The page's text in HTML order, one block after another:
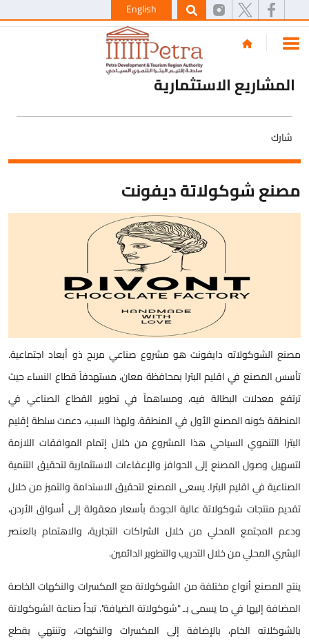
English
المشاريع الاستثمارية
شارك
مصنع شوكولاتة ديفونت
مصنع الشوكولاته دايفونت هو مشروع صناعي مربح ذو أبعاد اجتماعية.
تأسس المصنع في اقليم البترا بمحافظة معان، مستهدفاً قطاع النساء حيث
ترتفع معدلات البطالة فيه، ومساهماً في تطوير القطاع الصناعي في
المنطقة كونه المصنع الأول في المنطقة. ولهذا السبب، دعمت سلطة إقليم
البترا التنموي السياحي هذا المشروع من خلال إتمام الموافقات اللازمة
لتسهيل وصول المصنع إلى الحوافز والإعفاءات الاستثمارية لتحقيق التنمية
الصناعية في اقليم البترا. يسعى المصنع لتحقيق الاستدامة والتميز من خلال
تقديم منتجات شوكولاتة عالية الجودة بأسعار معقولة إلى أسواق الأردن،
ودعم المجتمع المحلي من خلال الشراكات التجارية، والاهتمام بالعنصر
البشري المحلي من خلال التدريب والتطوير الدائمين.
ينتج المصنع أنواع مختلفة من الشوكولاتة مع المكسرات والنكهات الخاصة
المضافة إليها في ما يسمى بـ "شوكولاتة الضيافة". تبدأ صناعة الشوكولاتة
بالشوكلاته الخام، بالإضافة إلى المكسرات والنكهات، وتنتهي بقطع